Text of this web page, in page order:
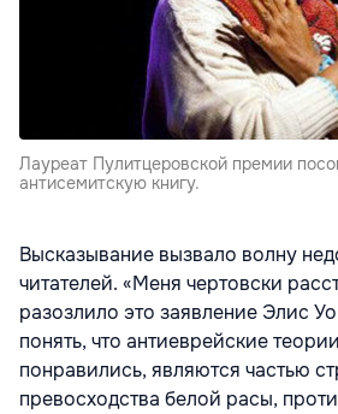
Лауреат Пулитцеровской премии
антисемитскую книгу.
Высказывание вызвало волну
читателей. «Меня чертовски
разозлило это заявление Элис
понять, что антиеврейские
понравились, являются частью
превосходства белой расы,